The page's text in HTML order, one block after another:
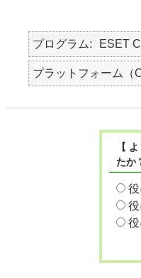
プログラム ESET
プラットフォーム（
【
たか